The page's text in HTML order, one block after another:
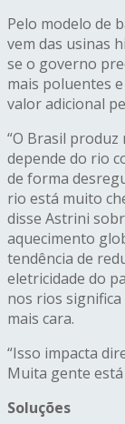
Pelo modelo de
vem das usinas
se o governo
mais poluentes
valor adicional
“O Brasil
depende do rio
de forma
rio está muito
disse Astrini
aquecimento
tendência de
eletricidade do
nos rios
mais cara.
“Isso impacta
Muita gente
Soluções